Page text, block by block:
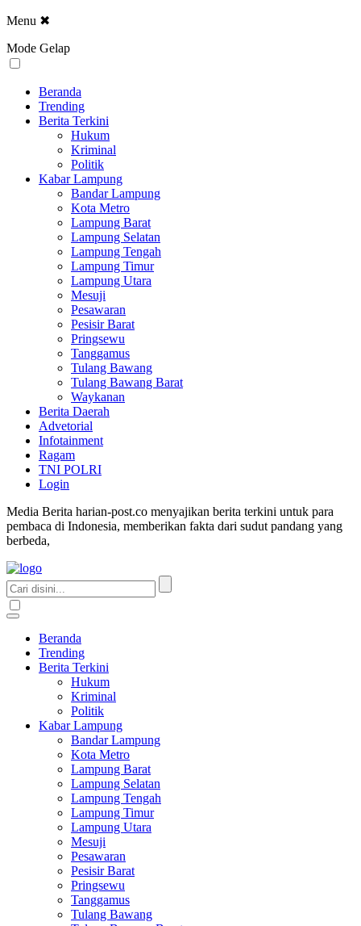
Menu ✖
Mode Gelap
Beranda
Trending
Berita Terkini
Hukum
Kriminal
Politik
Kabar Lampung
Bandar Lampung
Kota Metro
Lampung Barat
Lampung Selatan
Lampung Tengah
Lampung Timur
Lampung Utara
Mesuji
Pesawaran
Pesisir Barat
Pringsewu
Tanggamus
Tulang Bawang
Tulang Bawang Barat
Waykanan
Berita Daerah
Advetorial
Infotainment
Ragam
TNI POLRI
Login
Media Berita harian-post.co menyajikan berita terkini untuk para
pembaca di Indonesia, memberikan fakta dari sudut pandang yang
berbeda,
Beranda
Trending
Berita Terkini
Hukum
Kriminal
Politik
Kabar Lampung
Bandar Lampung
Kota Metro
Lampung Barat
Lampung Selatan
Lampung Tengah
Lampung Timur
Lampung Utara
Mesuji
Pesawaran
Pesisir Barat
Pringsewu
Tanggamus
Tulang Bawang